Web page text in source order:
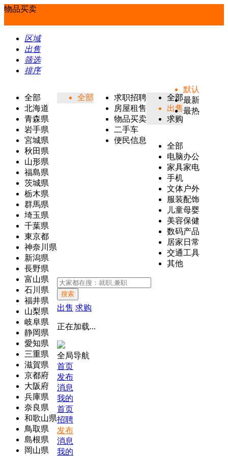
物品买卖
区域
出售
筛选
排序
全部
北海道
青森県
岩手県
宮城県
秋田県
山形県
福島県
茨城県
栃木県
群馬県
埼玉県
千葉県
東京都
神奈川県
新潟県
長野県
富山県
石川県
福井県
山梨県
岐阜県
静岡県
愛知県
三重県
滋賀県
京都府
大阪府
兵庫県
奈良県
和歌山県
鳥取県
島根県
岡山県
全部
求职招聘
房屋租售
物品买卖
二手车
便民信息
全部
出售
求购
全部
电脑办公
家具家电
手机
文体户外
服装配饰
儿童母婴
美容保健
数码产品
居家日常
交通工具
其他
默认
最新
最热
搜索
出售 求购
正在加载...
全局导航
首页
发布
消息
我的
首页
招聘
发布
消息
我的